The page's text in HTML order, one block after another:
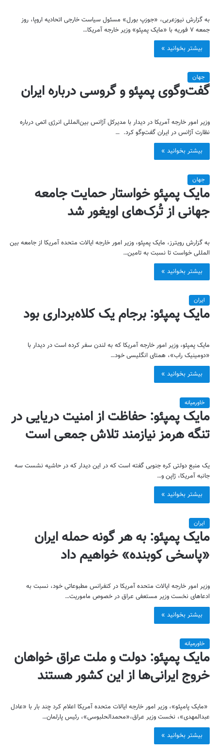
به گزارش نیوزعربی، «جوزپ بورل» مسئول سیاست خارجی اتحادیه اروپا، روز
جمعه ۷ فوریه با «مایک پمپئو» وزیر خارجه آمریکا…
بیشتر بخوانید »
جهان
گفت‌وگوی پمپئو و گروسی درباره ایران
وزیر امور خارجه آمریکا در دیدار با مدیرکل آژانس بین‌المللی انرژی اتمی درباره
نظارت آژانس در ایران گفت‌وگو کرد. …
بیشتر بخوانید »
جهان
مایک پمپئو خواستار حمایت جامعه
جهانی از تُرک‌های اویغور شد
به گزارش رویترز، مایک پمپئو، وزیر امور خارجه ایالات متحده آمریکا از جامعه بین
المللی خواست تا نسبت به تامین…
بیشتر بخوانید »
ایران
مایک پمپئو: برجام یک کلاه‌برداری بود
مایک پمپئو، وزیر امور خارجه آمریکا که به لندن سفر کرده است در دیدار با
«دومینیک راب»، همتای انگلیسی خود…
بیشتر بخوانید »
خاورمیانه
مایک پمپئو: حفاظت از امنیت دریایی در
تنگه هرمز نیازمند تلاش جمعی است
یک منبع دولتی کره جنوبی گفته است که در این دیدار که در حاشیه نشست سه
جانبه آمریکا، ژاپن و…
بیشتر بخوانید »
ایران
مایک پمپئو: به هر گونه حمله ایران
«پاسخی کوبنده» خواهیم داد
وزیر امور خارجه ایالات متحده آمریکا در کنفرانس مطبوعاتی خود، نسبت به
ادعاهای نخست وزیر مستعفی عراق در خصوص ماموریت…
بیشتر بخوانید »
خاورمیانه
مایک پمپئو: دولت و ملت عراق خواهان
خروج ایرانی‌ها از این کشور هستند
«مایک پامپئو»، وزیر امور خارجه ایالات متحده آمریکا اعلام کرد چند بار با «عادل
عبدالمهدی»، نخست وزیر عراق،«محمدالحلبوسی»، رئیس پارلمان…
بیشتر بخوانید »